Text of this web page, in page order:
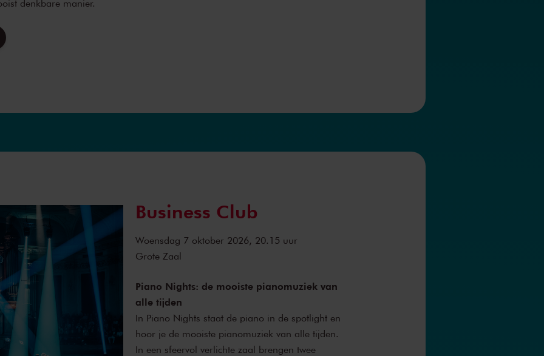
denkbare manier.
Business Club
Woensdag 7 oktober 2026, 20.15 uur
Grote Zaal
Piano Nights: de mooiste pianomuziek van
alle tijden
In Piano Nights staat de piano in de spotlight en
hoor je de mooiste pianomuziek van alle tijden.
In een sfeervol verlichte zaal brengen twee